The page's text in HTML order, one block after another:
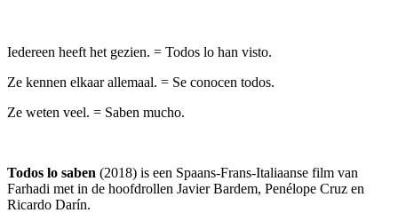
Iedereen heeft het gezien. = Todos lo han visto.
Ze kennen elkaar allemaal. = Se conocen todos.
Ze weten veel. = Saben mucho.
Todos lo saben (2018) is een Spaans-Frans-Italiaanse film van
Farhadi met in de hoofdrollen Javier Bardem, Penélope Cruz en
Ricardo Darín.